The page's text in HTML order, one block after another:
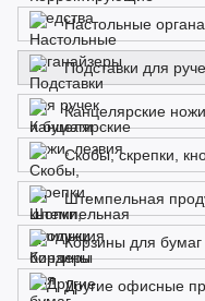
Настольные
Подставки для
Канцелярские
Скобы, скрепки,
Штемпельная
Корзины для бумаг
Другие офисные